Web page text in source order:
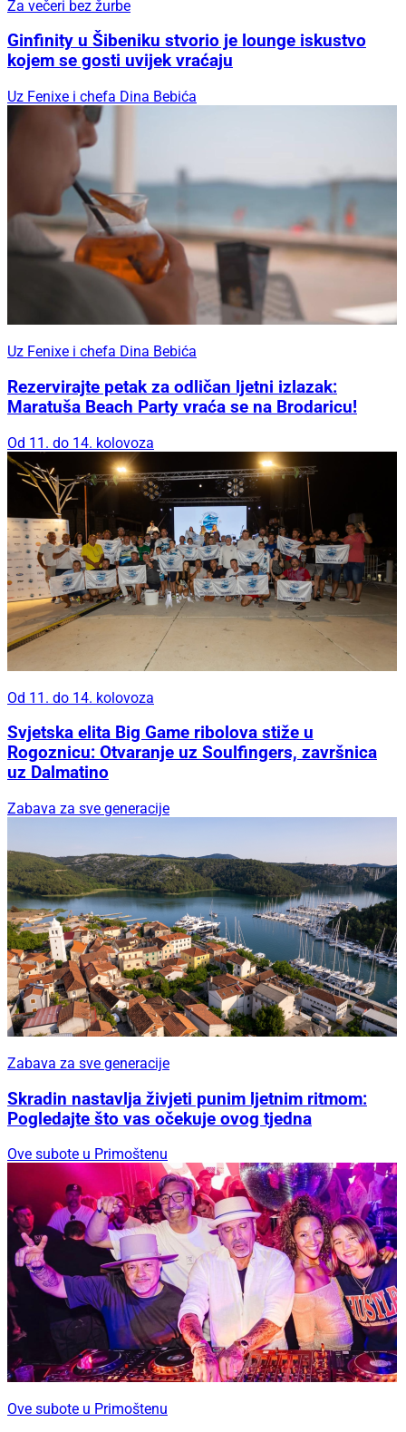
Za večeri bez žurbe
Ginfinity u Šibeniku stvorio je lounge iskustvo
kojem se gosti uvijek vraćaju
Uz Fenixe i chefa Dina Bebića
Uz Fenixe i chefa Dina Bebića
Rezervirajte petak za odličan ljetni izlazak:
Maratuša Beach Party vraća se na Brodaricu!
Od 11. do 14. kolovoza
Od 11. do 14. kolovoza
Svjetska elita Big Game ribolova stiže u
Rogoznicu: Otvaranje uz Soulfingers, završnica
uz Dalmatino
Zabava za sve generacije
Zabava za sve generacije
Skradin nastavlja živjeti punim ljetnim ritmom:
Pogledajte što vas očekuje ovog tjedna
Ove subote u Primoštenu
Ove subote u Primoštenu